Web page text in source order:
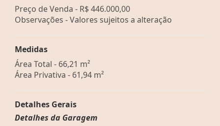
Preço de Venda - R$ 446.000,00
Observações - Valores sujeitos a alteração
Medidas
Área Total - 66,21 m²
Área Privativa - 61,94 m²
Detalhes Gerais
Detalhes da Garagem